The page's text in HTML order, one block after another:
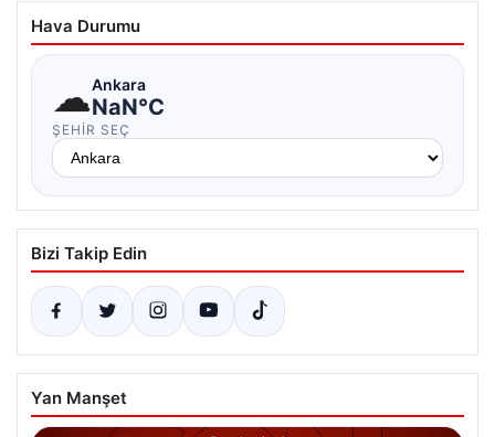
Hava Durumu
☁Ankara
NaN°C
ŞEHIR SEÇ
Bizi Takip Edin
Yan Manşet